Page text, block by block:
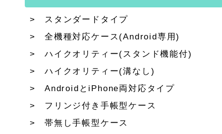
スタンダードタイプ
全機種対応ケース(Android専用)
ハイクオリティー(スタンド機能付)
ハイクオリティー(溝なし)
AndroidとiPhone両対応タイプ
フリンジ付き手帳型ケース
帯無し手帳型ケース